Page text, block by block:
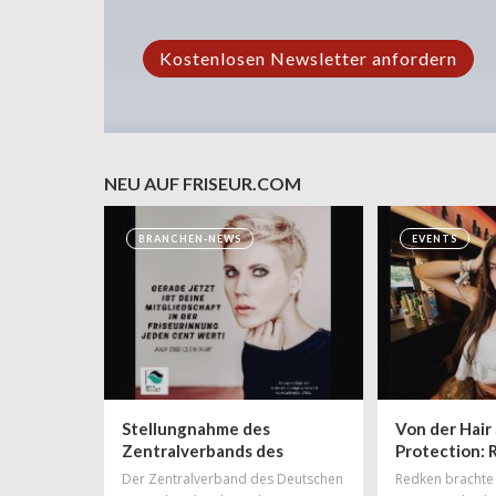
NEU AUF FRISEUR.COM
BRANCHEN-NEWS
Stellungnahme des
Zentralverbands des
Deutschen
Der Zentralverband des Deutschen
EVENTS
Von der Hair
Protection:
das
Redken